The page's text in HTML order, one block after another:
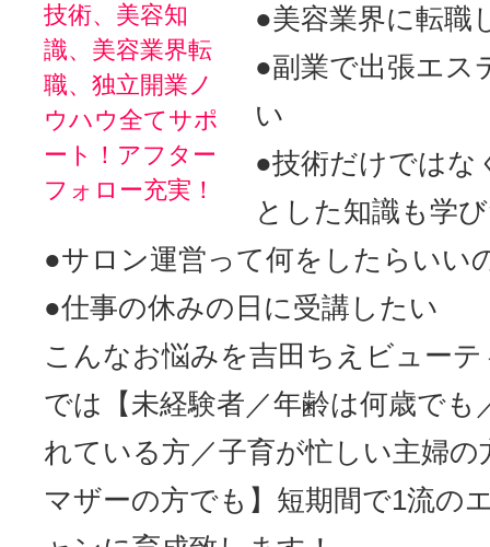
技術、美容知
識、美容業界転
職、独立開業ノ
ウハウ全てサポ
ート！アフター
フォロー充実！
●美容業界に転職
●副業で出張エス
い
●技術だけではな
とした知識も学
●サロン運営って何をしたらいい
●仕事の休みの日に受講したい
こんなお悩みを吉田ちえビュー
では【未経験者／年齢は何歳でも
れている方／子育が忙しい主婦の
マザーの方でも】短期間で1流の